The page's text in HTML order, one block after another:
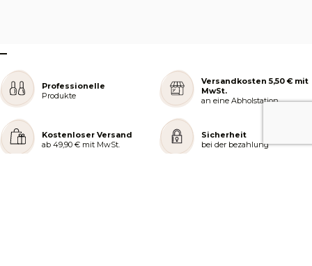
–
Professionelle
Produkte
Versandkosten 5,50 € mit
MwSt.
an eine Abholstation
Kostenloser Versand
ab 49,90 € mit MwSt.
Sicherheit
bei der bezahlung